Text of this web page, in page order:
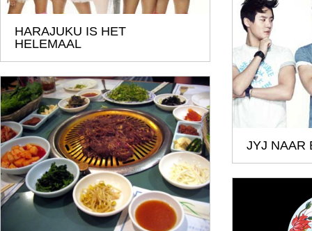
HARAJUKU IS HET
HELEMAAL
JYJ NAAR